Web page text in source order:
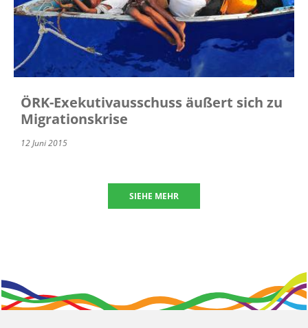
ÖRK-Exekutivausschuss äußert sich zu
Migrationskrise
12 Juni 2015
SIEHE MEHR